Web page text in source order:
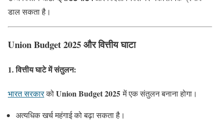
डाल सकता है।
Union Budget 2025 और वित्तीय घाटा
1. वित्तीय घाटे में संतुलन:
भारत सरकारकोUnion Budget 2025में एक संतुलन बनाना होगा।
अत्यधिक खर्च महंगाई को बढ़ा सकता है।